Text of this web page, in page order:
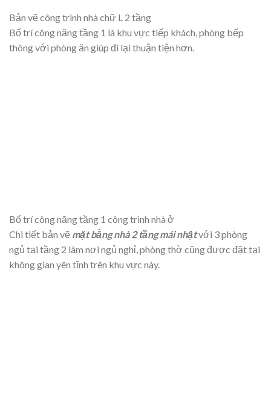
Bản vẽ công trình nhà chữ L 2 tầng
Bố trí công năng tầng 1 là khu vực tiếp khách, phòng bếp
thông với phòng ăn giúp đi lại thuận tiện hơn.
Bố trí công năng tầng 1 công trình nhà ở
Chi tiết bản vẽ mặt bằng nhà 2 tầng mái nhậtvới 3 phòng
ngủ tại tầng 2 làm nơi ngủ nghỉ, phòng thờ cũng được đặt tại
không gian yên tĩnh trên khu vực này.